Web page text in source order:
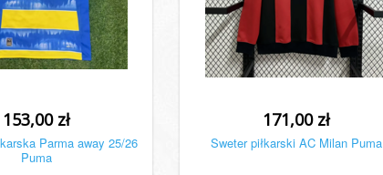
153,00 zł
Parma away 25/26
Puma
171,00 zł
Sweter piłkarski AC Milan Puma